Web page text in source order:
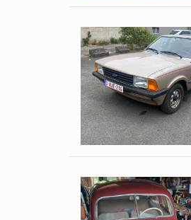
Lawan
Dampremy